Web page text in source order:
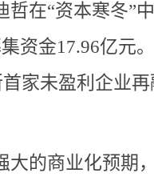
哲在“资本寒冬”
资金17.96亿元
家未盈利企业
大的商业化预期